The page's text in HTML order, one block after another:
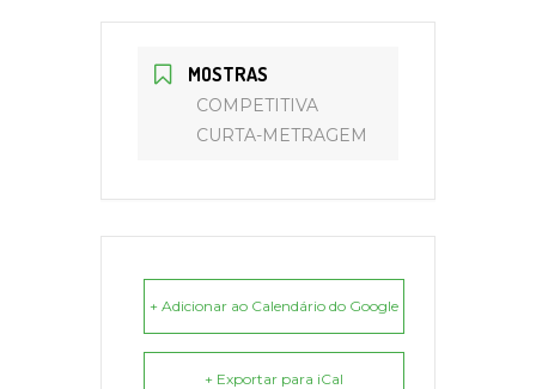
MOSTRAS
COMPETITIVA
CURTA-METRAGEM
+ Adicionar ao Calendário do Google
+ Exportar para iCal